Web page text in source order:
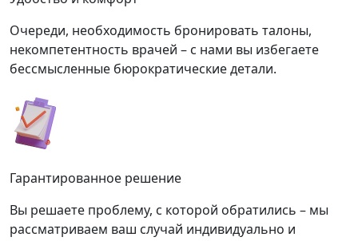
Очереди, необходимость бронировать талоны,
некомпетентность врачей – с нами вы избегаете
бессмысленные бюрократические детали.
Гарантированное решение
Вы решаете проблему, с которой обратились – мы
рассматриваем ваш случай индивидуально и